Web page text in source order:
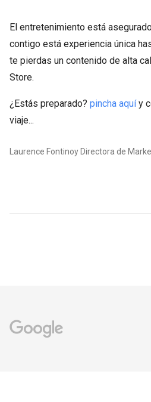
El entretenimiento está
contigo está experiencia única
te pierdas un contenido de alta
Store.
¿Estás preparado? pincha aquíy
viaje...
Laurence Fontinoy Directora de